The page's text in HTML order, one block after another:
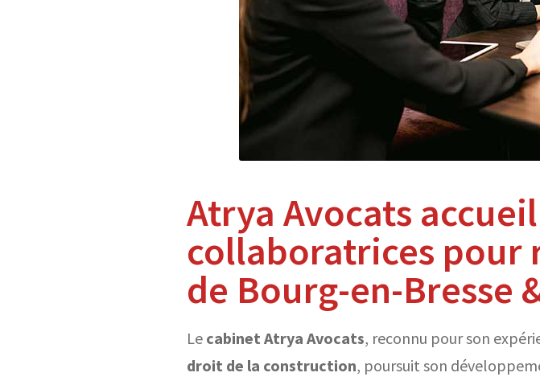
Atrya Avocats
collaboratrices pour
de Bourg-en-Bresse
Le cabinet Atrya Avocats, reconnu pour son
droit de la construction, poursuit son